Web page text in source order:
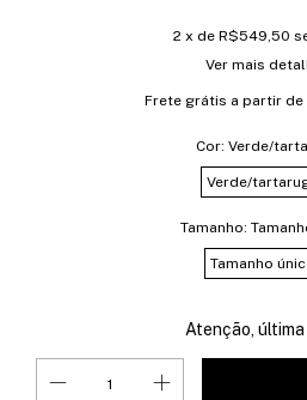
2 x de R$549,50
Ver mais
Frete grátis a partir de
Cor: Verde/
Verde/
Tamanho:
Tamanho
Atenção, última